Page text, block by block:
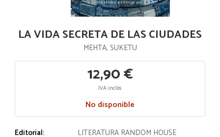
LA VIDA SECRETA DE LAS CIUDADES
MEHTA, SUKETU
12,90 €
IVA inclós
No disponible
Editorial:
LITERATURA RANDOM HOUSE